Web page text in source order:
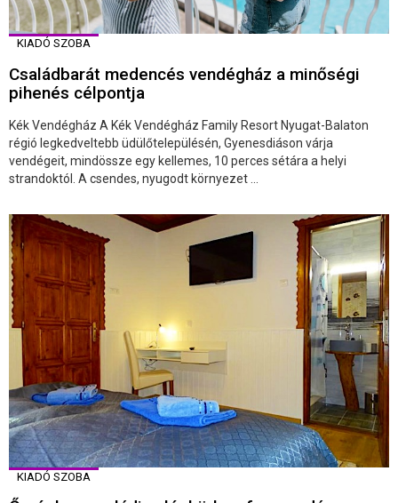
KIADÓ SZOBA
Családbarát medencés vendégház a minőségi
pihenés célpontja
Kék Vendégház A Kék Vendégház Family Resort Nyugat-Balaton
régió legkedveltebb üdülőtelepülésén, Gyenesdiáson várja
vendégeit, mindössze egy kellemes, 10 perces sétára a helyi
strandoktól. A csendes, nyugodt környezet ...
KIADÓ SZOBA